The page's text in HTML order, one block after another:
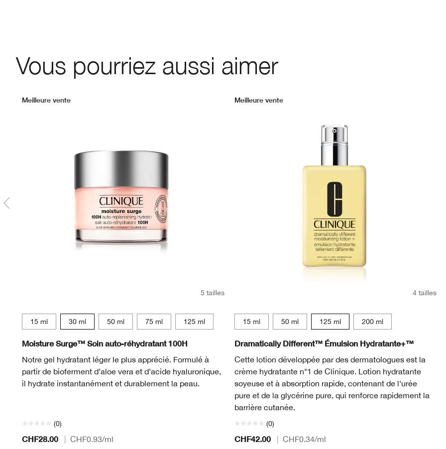
Vous pourriez aussi aimer
Meilleure vente
5 tailles
15 ml 30 ml 50 ml 75 ml 125 ml
Moisture Surge™ Soin auto-réhydratant 100H
Notre gel hydratant léger le plus apprécié. Formulé à
partir de bioferment d’aloe vera et d’acide hyaluronique,
il hydrate instantanément et durablement la peau.
(0)
CHF28.00 CHF0.93/ml
Meilleure vente
4 tailles
15 ml 50 ml 125 ml 200 ml
Dramatically Different™ Émulsion Hydratante+™
Cette lotion développée par des dermatologues est la
crème hydratante n°1 de Clinique. Lotion hydratante
soyeuse et à absorption rapide, contenant de l'urée
pure et de la glycérine pure, qui renforce rapidement la
barrière cutanée.
(0)
CHF42.00 CHF0.34/ml